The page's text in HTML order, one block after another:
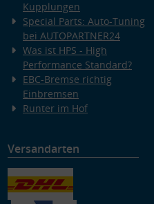
Kupplungen
Special Parts: Auto-Tuning
bei AUTOPARTNER24
Was ist HPS - High
Performance Standard?
EBC-Bremse richtig
Einbremsen
Runter im Hof
Versandarten